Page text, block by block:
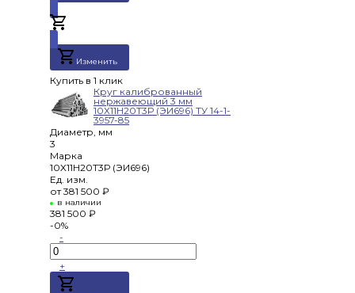
Изменить
Купить в 1 клик
Круг калиброванный
нержавеющий 3 мм
10Х11Н20Т3Р (ЭИ696) ТУ 14-1-
3957-85
Диаметр, мм
3
Марка
10Х11Н20Т3Р (ЭИ696)
Ед. изм.
от 381 500 ₽
в наличии
381 500 ₽
-0%
-
+